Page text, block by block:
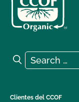
Search for:
Search
Clientes del CCOF